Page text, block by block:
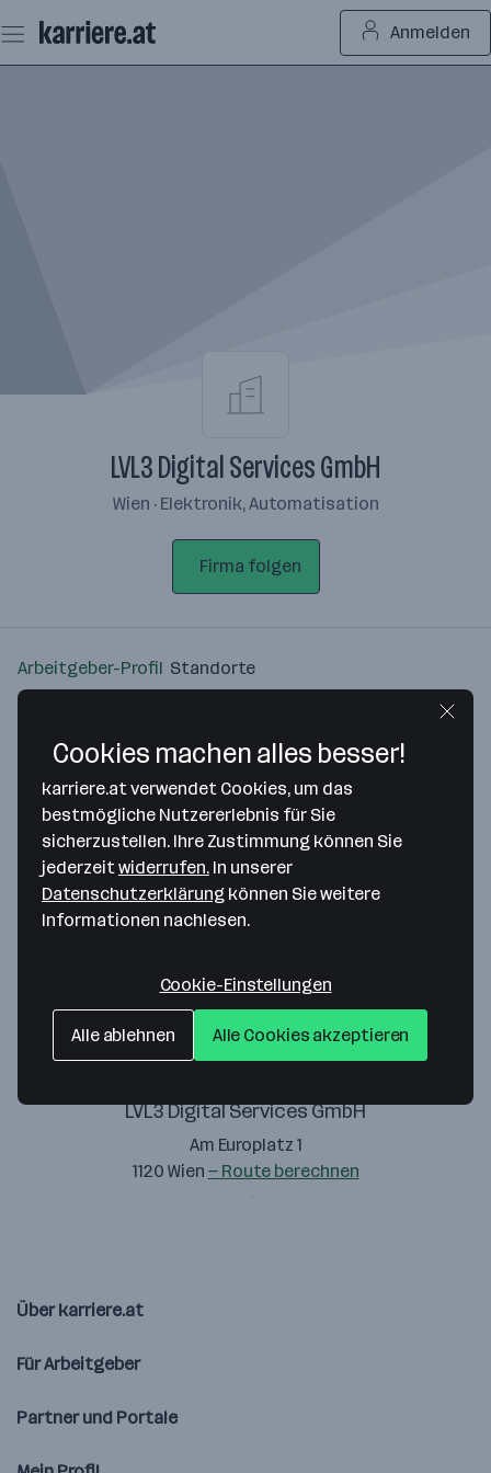
Seiteninhalt
springen
Anmelden
LVL3 Digital Services GmbH
Wien · Elektronik, Automatisation
Firma folgen
Arbeitgeber-Profil Standorte
Bitte stimme unseren Cookie-
Richtlinien zu, um diese Karte
anzuzeigen.
LVL3 Digital Services GmbH
Am Europlatz 1
1120 Wien — Route berechnen
Über karriere.at
Für Arbeitgeber
Partner und Portale
Cookies machen alles besser!
karriere.at verwendet Cookies, um das
bestmögliche Nutzererlebnis für Sie
sicherzustellen. Ihre Zustimmung können Sie
jederzeitwiderrufen. In unserer
Datenschutzerklärung können Sie weitere
Informationen nachlesen.
Cookie-Einstellungen
Alle ablehnen Alle Cookies akzeptieren